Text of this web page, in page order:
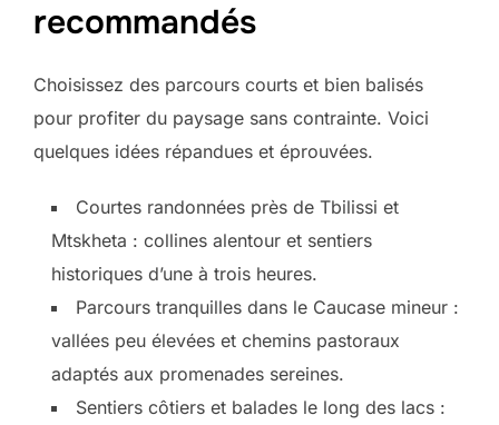
recommandés
Choisissez des parcours courts et bien balisés
pour profiter du paysage sans contrainte. Voici
quelques idées répandues et éprouvées.
Courtes randonnées près de Tbilissi et
Mtskheta : collines alentour et sentiers
historiques d’une à trois heures.
Parcours tranquilles dans le Caucase mineur :
vallées peu élevées et chemins pastoraux
adaptés aux promenades sereines.
Sentiers côtiers et balades le long des lacs :